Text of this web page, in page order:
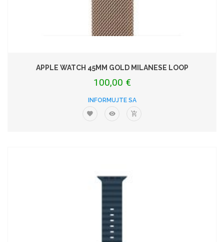
APPLE WATCH 45MM GOLD MILANESE LOOP
100,00 €
INFORMUJTE SA